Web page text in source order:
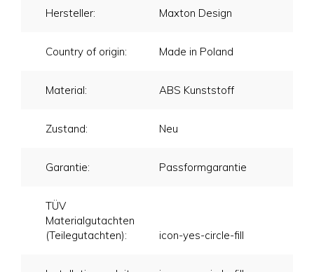
Hersteller: Maxton Design
Country of origin: Made in Poland
Material: ABS Kunststoff
Zustand: Neu
Garantie: Passformgarantie
TÜV
Materialgutachten
(Teilegutachten):
icon-yes-circle-fill